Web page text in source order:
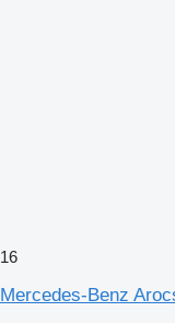
16
Mercedes-Benz